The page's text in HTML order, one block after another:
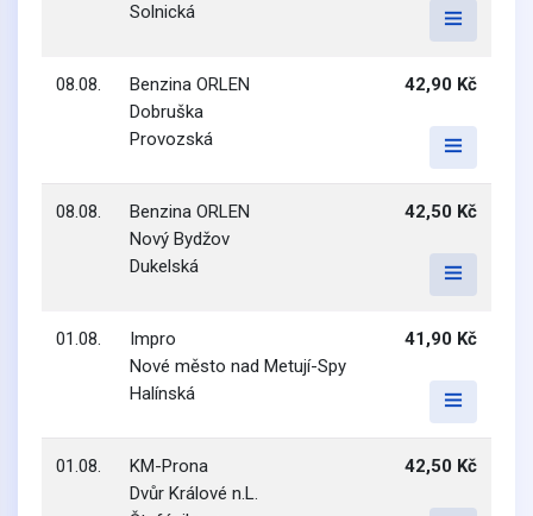
Solnická
08.08.
Benzina ORLEN
Dobruška
Provozská
42,90 Kč
08.08.
Benzina ORLEN
Nový Bydžov
Dukelská
42,50 Kč
01.08.
Impro
Nové město nad Metují-Spy
Halínská
41,90 Kč
01.08.
KM-Prona
Dvůr Králové n.L.
42,50 Kč